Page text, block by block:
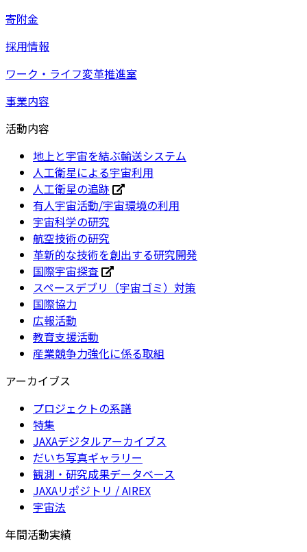
寄附金
採用情報
ワーク・ライフ変革推進室
事業内容
活動内容
地上と宇宙を結ぶ輸送システム
人工衛星による宇宙利用
人工衛星の追跡
有人宇宙活動/宇宙環境の利用
宇宙科学の研究
航空技術の研究
革新的な技術を創出する研究開発
国際宇宙探査
スペースデブリ（宇宙ゴミ）対策
国際協力
広報活動
教育支援活動
産業競争力強化に係る取組
アーカイブス
プロジェクトの系譜
特集
JAXAデジタルアーカイブス
だいち写真ギャラリー
観測・研究成果データベース
JAXAリポジトリ / AIREX
宇宙法
年間活動実績